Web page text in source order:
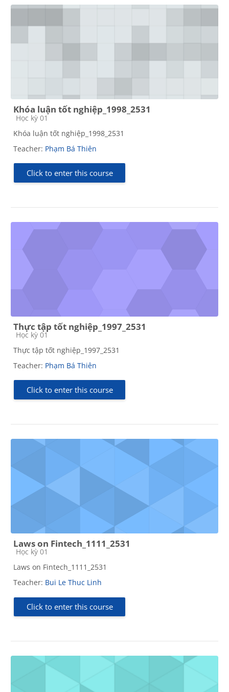
Khóa luận tốt nghiệp_1998_2531
Course category
Học kỳ 01
Khóa luận tốt nghiệp_1998_2531
Teacher: Phạm Bá Thiên
Click to enter this course
Thực tập tốt nghiệp_1997_2531
Course category
Học kỳ 01
Thực tập tốt nghiệp_1997_2531
Teacher: Phạm Bá Thiên
Click to enter this course
Laws on Fintech_1111_2531
Course category
Học kỳ 01
Laws on Fintech_1111_2531
Teacher: Bui Le Thuc Linh
Click to enter this course